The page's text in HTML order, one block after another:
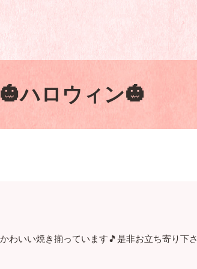
🎃ハロウィン🎃
わいい焼き揃っています🎵是非お立ち寄り下さ